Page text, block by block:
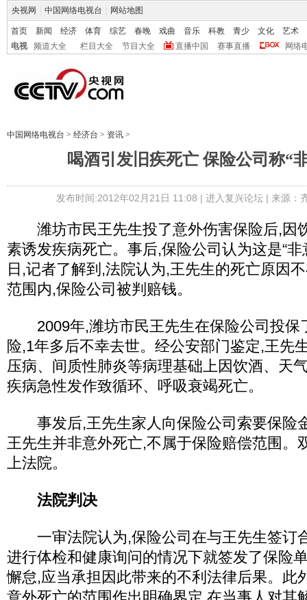
央视网 中国网络电视台 网站地图
首页 新闻 经济 体育 综艺 春晚 戏曲 音乐 科教 青少 文化
艺术
电视
频道大全 栏目大全 节目大全 直播中国 赛事直播 网络
中国网络电视台 > 经济台 > 资讯 >
喝酒引发旧疾死亡 保险公司称“
发布时间:2012年02月21日 11:08 | 进入复兴论坛| 来源：
潍坊市民王先生投了意外伤害保险后,因
素诱发疾病死亡。事后,保险公司认为这是“非
日,记者了解到,法院认为,王先生的死亡原因
范围内,保险公司被判赔钱。
2009年,潍坊市民王先生在保险公司投保
险,1年多后不幸去世。经公安部门鉴定,王先
压病、间质性肺炎等病理基础上因饮酒、天
疾病急性发作致循环、呼吸衰竭死亡。
事发后,王先生家人向保险公司索要保险
王先生并非意外死亡,不属于保险赔偿范围。
上法院。
法院判决
一审法院认为,保险公司在与王先生签订
进行体检和健康询问的情况下就签发了保险
懈怠,应当承担因此带来的不利法律后果。此